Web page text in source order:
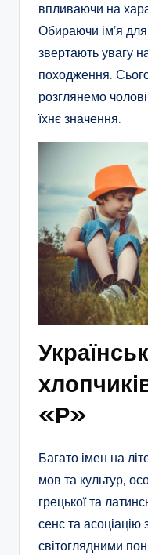
впливаючи на
Обираючи ім’я
звертають увагу
походження.
розглянемо
їхнє значення.
«Р»
Багато імен на
мов та культур,
грецької та
сенс та
світоглядними